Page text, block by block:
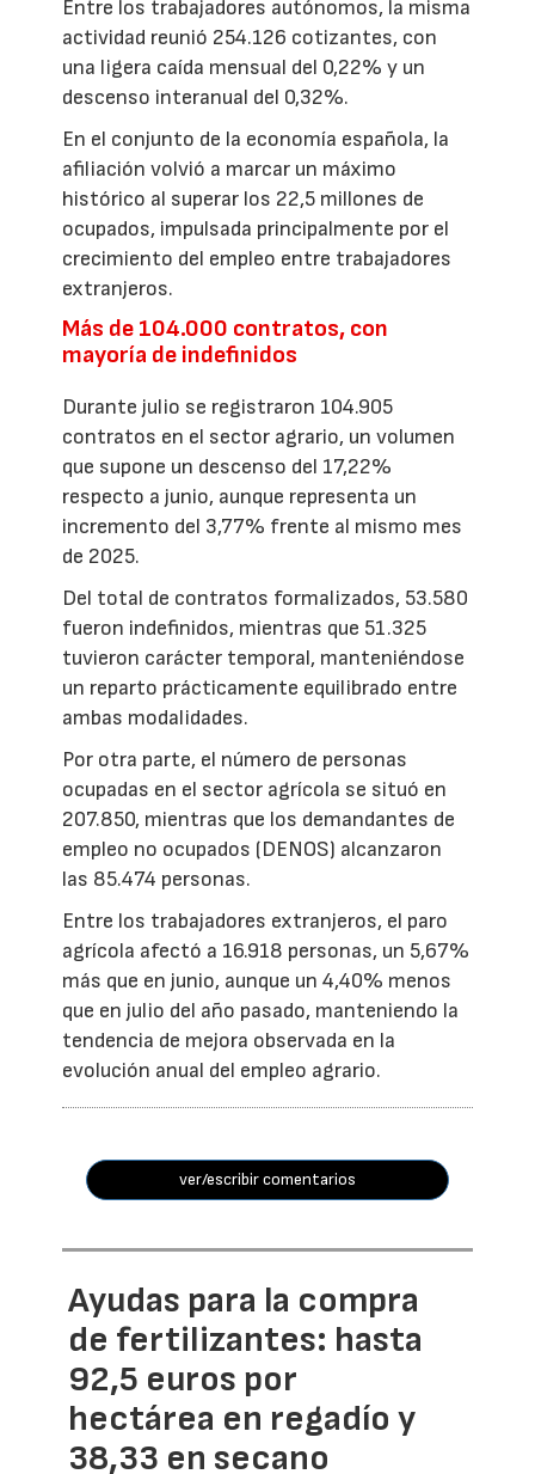
Entre los trabajadores autónomos, la misma
actividad reunió 254.126 cotizantes, con
una ligera caída mensual del 0,22% y un
descenso interanual del 0,32%.
En el conjunto de la economía española, la
afiliación volvió a marcar un máximo
histórico al superar los 22,5 millones de
ocupados, impulsada principalmente por el
crecimiento del empleo entre trabajadores
extranjeros.
Más de 104.000 contratos, con
mayoría de indefinidos
Durante julio se registraron 104.905
contratos en el sector agrario, un volumen
que supone un descenso del 17,22%
respecto a junio, aunque representa un
incremento del 3,77% frente al mismo mes
de 2025.
Del total de contratos formalizados, 53.580
fueron indefinidos, mientras que 51.325
tuvieron carácter temporal, manteniéndose
un reparto prácticamente equilibrado entre
ambas modalidades.
Por otra parte, el número de personas
ocupadas en el sector agrícola se situó en
207.850, mientras que los demandantes de
empleo no ocupados (DENOS) alcanzaron
las 85.474 personas.
Entre los trabajadores extranjeros, el paro
agrícola afectó a 16.918 personas, un 5,67%
más que en junio, aunque un 4,40% menos
que en julio del año pasado, manteniendo la
tendencia de mejora observada en la
evolución anual del empleo agrario.
ver/escribir comentarios
Ayudas para la compra
de fertilizantes: hasta
92,5 euros por
hectárea en regadío y
38,33 en secano